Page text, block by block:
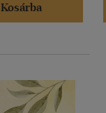
Kosárba